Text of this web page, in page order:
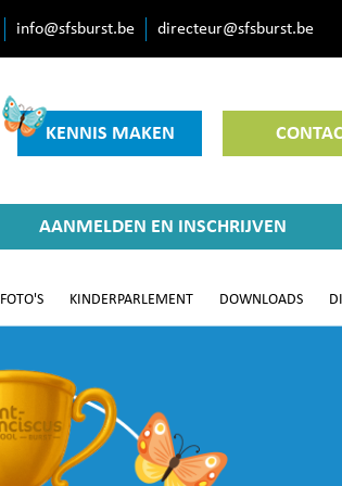
info@sfsburst.be directeur@sfsburst.be
KENNIS MAKEN
AANMELDEN EN INSCHRIJVEN
FOTO'S KINDERPARLEMENT DOWNLOADS